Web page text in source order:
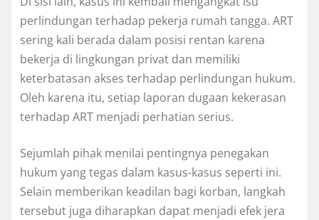
perlindungan terhadap pekerja rumah tangga. ART
sering kali berada dalam posisi rentan karena
bekerja di lingkungan privat dan memiliki
keterbatasan akses terhadap perlindungan hukum.
Oleh karena itu, setiap laporan dugaan kekerasan
terhadap ART menjadi perhatian serius.
Sejumlah pihak menilai pentingnya penegakan
hukum yang tegas dalam kasus-kasus seperti ini.
Selain memberikan keadilan bagi korban, langkah
tersebut juga diharapkan dapat menjadi efek jera